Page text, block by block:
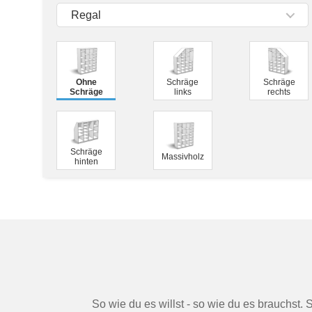
Regal
Ohne
Schräge
Schräge
links
Schräge
rechts
Schräge
hinten
Massivholz
So wie du es willst - so wie du es brauchst.
Tische & Bänke
Wandboards